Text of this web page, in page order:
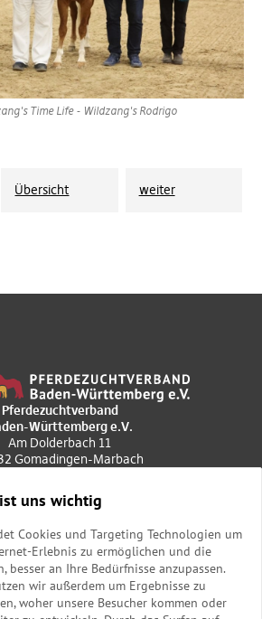
Time Life - Wildzang's Rodrigo
Übersicht weiter
Pferdezuchtverband
Württemberg e.V.
Am Dolderbach 11
Gomadingen-Marbach
poststelle@pzvbw.de
Geschäftszeiten
Do.: 9.00 bis 12.00 Uhr
13.00 bis 15.30 Uhr
9.00 bis 12.00 Uhr
uns wichtig
Cookies und Targeting Technologien um
Erlebnis zu ermöglichen und die
besser an Ihre Bedürfnisse anzupassen.
wir außerdem um Ergebnisse zu
woher unsere Besucher kommen oder